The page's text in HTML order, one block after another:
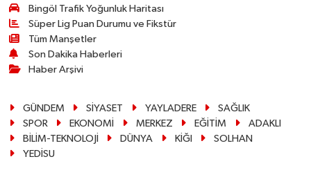
Bingöl Trafik Yoğunluk Haritası
Süper Lig Puan Durumu ve Fikstür
Tüm Manşetler
Son Dakika Haberleri
Haber Arşivi
GÜNDEM SİYASET YAYLADERE
SAĞLIK
SPOR
EKONOMİ MERKEZ EĞİTİM
ADAKLI
BİLİM-TEKNOLOJİ
DÜNYA KİĞI
SOLHAN
YEDİSU